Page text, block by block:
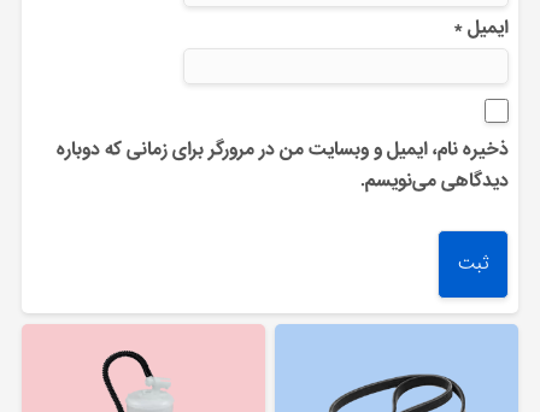
ایمیل*
ذخیره نام، ایمیل و وبسایت من در مرورگر برای زمانی که دوباره
دیدگاهی می‌نویسم.